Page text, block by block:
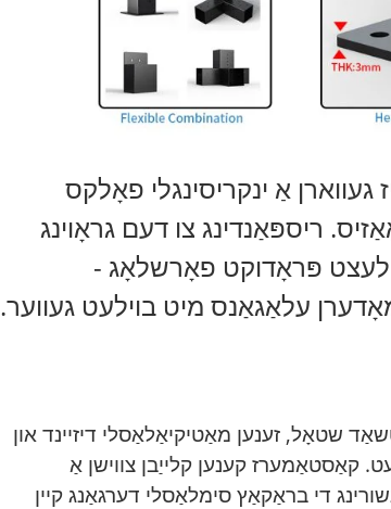
געווארן אַ ינקריסינגלי פאָלקס
ריספּאַנדינג צו דעם גראָוינג
לעצט פּראָדוקט פאָרשלאָג -
עלאַגאַנס מיט בוילעט געווער.
שטאָל, זענען מאַטיקיאַלאַסלי דיזיינד און
קאַסטאַמערז קענען קלייַבן צווישן אַ
די בראַקאַץ סימלאַסלי דערגאַנג קיין